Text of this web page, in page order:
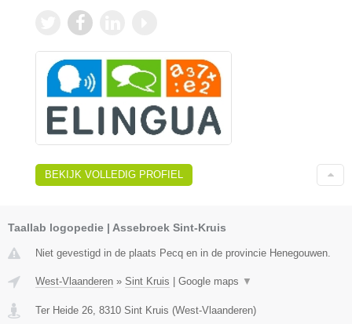
BEKIJK VOLLEDIG PROFIEL
Taallab logopedie | Assebroek Sint-Kruis
Niet gevestigd in de plaats Pecq en in de provincie Henegouwen.
West-Vlaanderen » Sint Kruis Google maps ▼
Ter Heide 26, 8310 Sint Kruis (West-Vlaanderen)